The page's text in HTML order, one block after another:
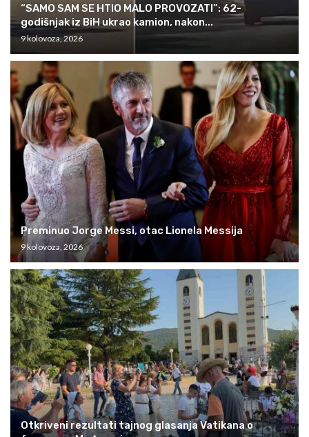
“SAMO SAM SE HTIO MALO PROVOZATI”: 62-
godišnjak iz BiH ukrao kamion, nakon...
9 kolovoza, 2026
Preminuo Jorge Messi, otac Lionela Messija
9 kolovoza, 2026
Otkriveni rezultati tajnog glasanja Vatikana o